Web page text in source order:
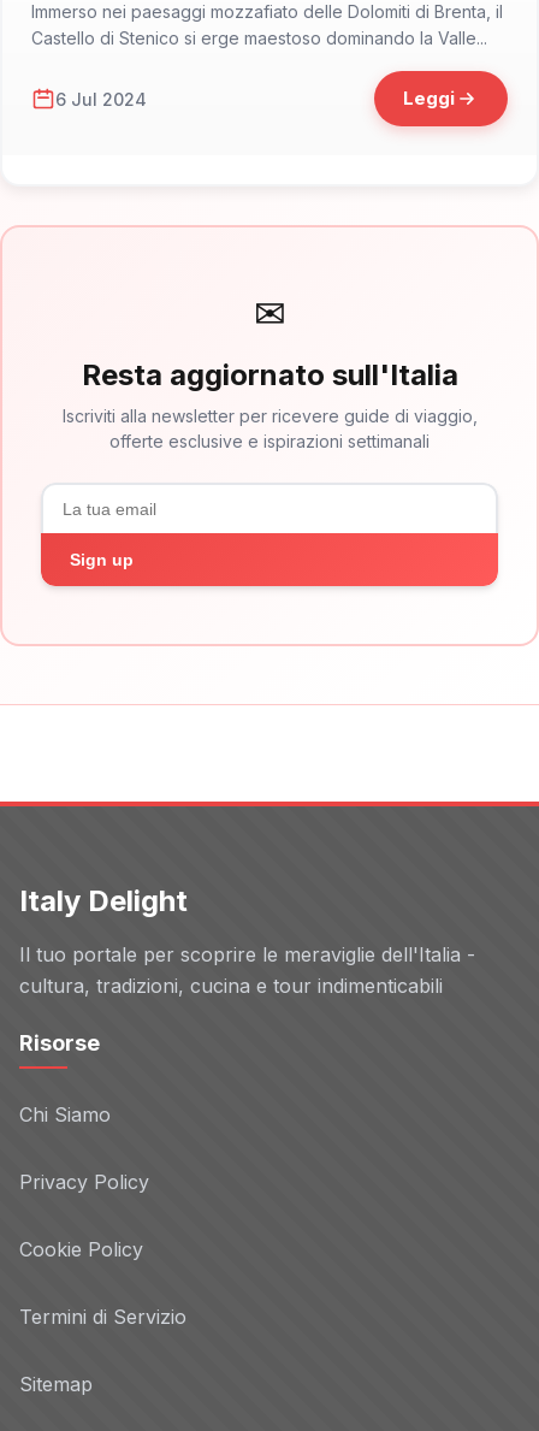
Immerso nei paesaggi mozzafiato delle Dolomiti di Brenta, il
Castello di Stenico si erge maestoso dominando la Valle...
6 Jul 2024 Leggi
✉
Resta aggiornato sull'Italia
Iscriviti alla newsletter per ricevere guide di viaggio,
offerte esclusive e ispirazioni settimanali
Sign up
Italy Delight
Il tuo portale per scoprire le meraviglie dell'Italia -
cultura, tradizioni, cucina e tour indimenticabili
Risorse
Chi Siamo
Privacy Policy
Cookie Policy
Termini di Servizio
Sitemap